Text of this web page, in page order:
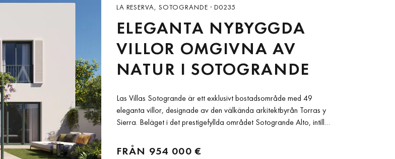
LA RESERVA, SOTOGRANDE · D0235
ELEGANTA NYBYGGDA
VILLOR OMGIVNA AV
NATUR I SOTOGRANDE
Las Villas Sotogrande är ett exklusivt bostadsområde med 49
eleganta villor, designade av den välkända arkitektbyrån Torras y
Sierra. Beläget i det prestigefyllda området Sotogrande Alto, intill
stil med modern komfort. Fokus ligger...
FRÅN 954 000 €